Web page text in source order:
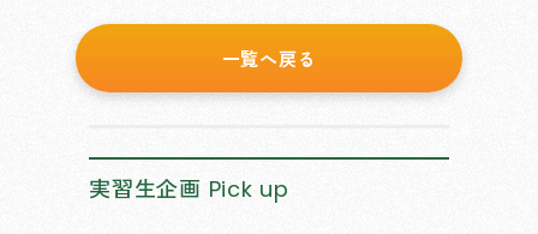
一覧へ戻る
実習生企画 Pick up